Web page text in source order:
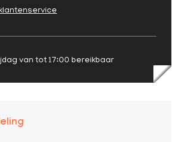
van tot 17:00 bereikbaar